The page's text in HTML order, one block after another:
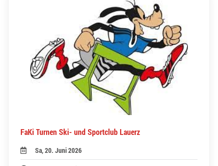
FaKi Turnen Ski- und Sportclub Lauerz
Sa, 20. Juni 2026